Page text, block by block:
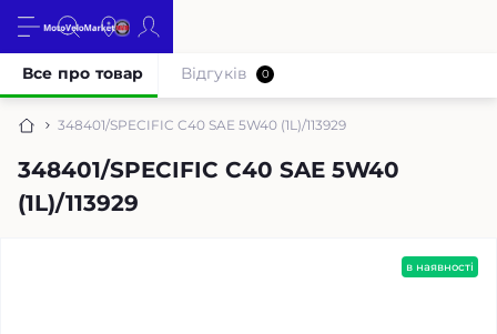
348401/SPECIFIC C40 SAE 5W40 (1L)/113929
348401/SPECIFIC C40 SAE 5W40
(1L)/113929
Все про товар Відгуків 0
в наявності